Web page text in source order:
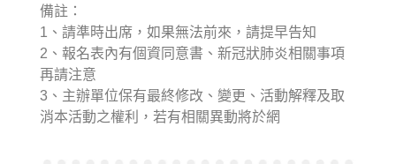
備註：
1、請準時出席，如果無法前來，請提早告知
2、報名表內有個資同意書、新冠狀肺炎相關事項
再請注意
3、主辦單位保有最終修改、變更、活動解釋及取
消本活動之權利，若有相關異動將於網